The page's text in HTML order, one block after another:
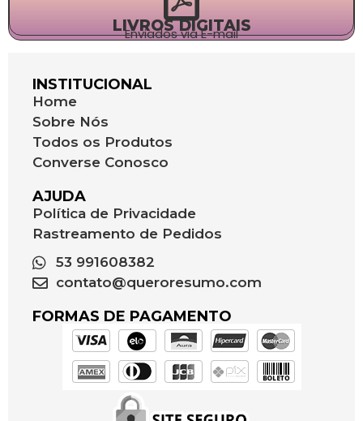
LIVROS DIGITAIS
Enviados via E-mail
INSTITUCIONAL
Home
Sobre Nós
Todos os Produtos
Converse Conosco
AJUDA
Política de Privacidade
Rastreamento de Pedidos
53 991608382
contato@queroresumo.com
FORMAS DE PAGAMENTO